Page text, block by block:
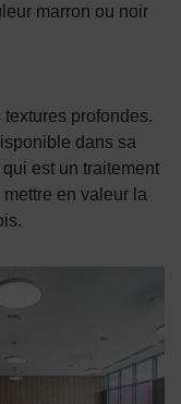
marron ou noir
profondes.
dans sa
est un traitement
en valeur la